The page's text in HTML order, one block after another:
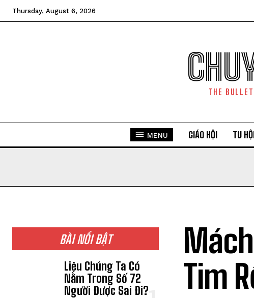
Thursday, August 6, 2026
THE
MENU GIÁO HỘI TU
BÀI NỔI BẬT
Liệu Chúng Ta Có
Nằm Trong Số 72
Người Được Sai Đi?
Tim